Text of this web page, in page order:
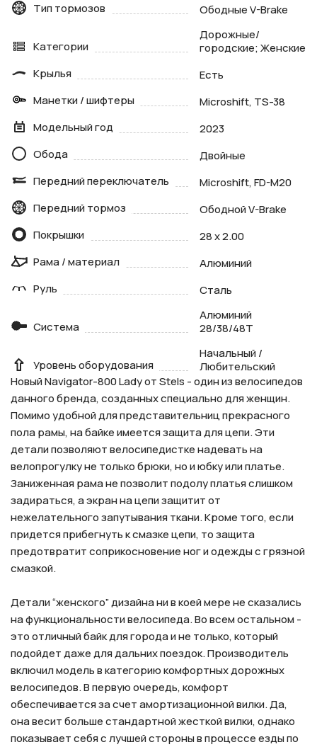
Тип тормозов
Ободные V-Brake
Категории
Дорожные/
городские; Женские
Крылья
Есть
Манетки / шифтеры
Microshift, TS-38
Модельный год
2023
Обода
Двойные
Передний переключатель
Microshift, FD-M20
Передний тормоз
Ободной V-Brake
Покрышки
28 х 2.00
Рама / материал
Алюминий
Руль
Сталь
Система
Алюминий
28/38/48Т
Уровень оборудования
Начальный /
Любительский
Новый Navigator-800 Lady от Stels - один из велосипедов
данного бренда, созданных специально для женщин.
Помимо удобной для представительниц прекрасного
пола рамы, на байке имеется защита для цепи. Эти
детали позволяют велосипедистке надевать на
велопрогулку не только брюки, но и юбку или платье.
Заниженная рама не позволит подолу платья слишком
задираться, а экран на цепи защитит от
нежелательного запутывания ткани. Кроме того, если
придется прибегнуть к смазке цепи, то защита
предотвратит соприкосновение ног и одежды с грязной
смазкой.
Детали “женского” дизайна ни в коей мере не сказались
на функциональности велосипеда. Во всем остальном -
это отличный байк для города и не только, который
подойдет даже для дальних поездок. Производитель
включил модель в категорию комфортных дорожных
велосипедов. В первую очередь, комфорт
обеспечивается за счет амортизационной вилки. Да,
она весит больше стандартной жесткой вилки, однако
показывает себя с лучшей стороны в процессе езды по